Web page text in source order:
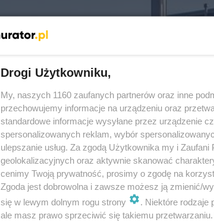
Drogi Użytkowniku,
My, naszych 1160 zaufanych partnerów oraz inne
przechowujemy informacje na urządzeniu oraz
standardowe informacje wysyłane przez urządzenie
spersonalizowanych reklam, wybór
ulepszanie usług. Za zgodą Użytkownika my i
geolokalizacyjnych oraz aktywnie skanować
cenimy Twoją prywatność, prosimy o zgodę na
Zgoda jest dobrowolna i zawsze możesz ją zmienić/
się w lewym dolnym rogu strony
. Niektóre rodzaje
ale masz prawo sprzeciwić się takiemu